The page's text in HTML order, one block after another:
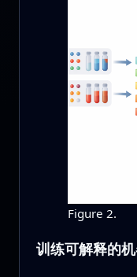
Figure 2.
训练可解释的